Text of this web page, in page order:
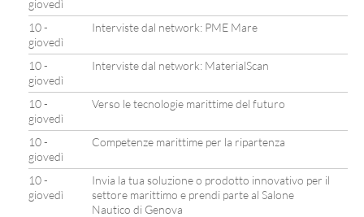
giovedì
10 -
giovedì
Interviste dal network: PME Mare
10 -
giovedì
Interviste dal network: MaterialScan
10 -
giovedì
Verso le tecnologie marittime del futuro
10 -
giovedì
Competenze marittime per la ripartenza
10 -
giovedì
Invia la tua soluzione o prodotto innovativo per il
settore marittimo e prendi parte al Salone
Nautico di Genova